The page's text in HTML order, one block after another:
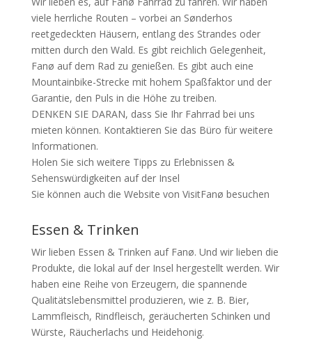
viele herrliche Routen – vorbei an Sønderhos
reetgedeckten Häusern, entlang des Strandes oder
mitten durch den Wald. Es gibt reichlich Gelegenheit,
Fanø auf dem Rad zu genießen. Es gibt auch eine
Mountainbike-Strecke mit hohem Spaßfaktor und der
Garantie, den Puls in die Höhe zu treiben.
DENKEN SIE DARAN, dass Sie Ihr Fahrrad bei uns
mieten können. Kontaktieren Sie das Büro für weitere
Informationen.
Holen Sie sich weitere Tipps zu Erlebnissen &
Sehenswürdigkeiten auf der Insel
Sie können auch die Website von VisitFanø besuchen
Essen & Trinken
Wir lieben Essen & Trinken auf Fanø. Und wir lieben die
Produkte, die lokal auf der Insel hergestellt werden. Wir
haben eine Reihe von Erzeugern, die spannende
Qualitätslebensmittel produzieren, wie z. B. Bier,
Lammfleisch, Rindfleisch, geräucherten Schinken und
Würste, Räucherlachs und Heidehonig.